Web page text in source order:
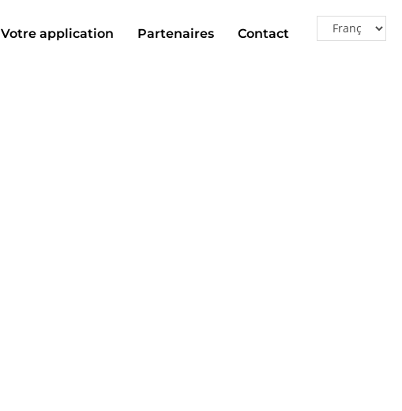
Votre application Partenaires Contact